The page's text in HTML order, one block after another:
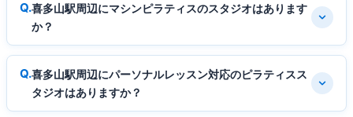
喜多山駅周辺にマシンピラティスのスタジオはあります
か？
喜多山駅周辺にパーソナルレッスン対応のピラティスス
タジオはありますか？